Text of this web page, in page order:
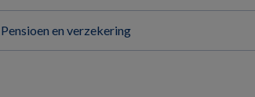
Pensioen en verzekering